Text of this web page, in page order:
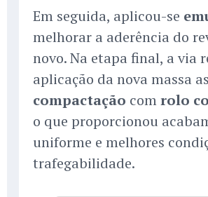
Em seguida, aplicou-se
melhorar a aderência do
novo. Na etapa final, a via
aplicação da nova massa
compactação comrolo
o que proporcionou
uniforme e melhores
trafegabilidade.